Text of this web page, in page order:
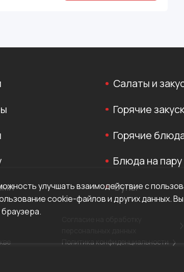
Салаты и
Горячие
Горячие
Блюда на пару
Супы
Политика конфиденциальности
улучшать взаимодействие с
cookie-файлов и других данных.